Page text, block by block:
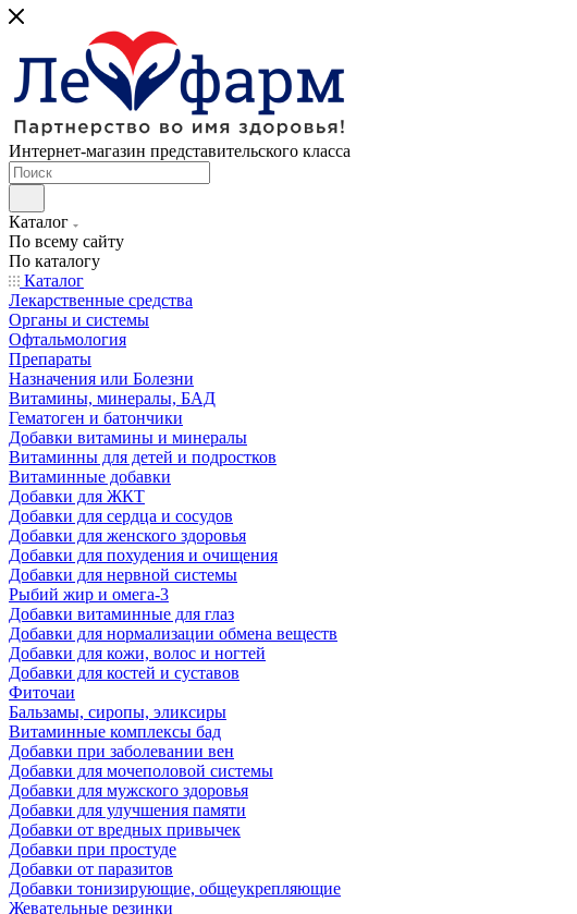
Интернет-магазин представительского класса
Каталог
По всему сайту
По каталогу
Каталог
Лекарственные средства
Органы и системы
Офтальмология
Препараты
Назначения или Болезни
Витамины, минералы, БАД
Гематоген и батончики
Добавки витамины и минералы
Витаминны для детей и подростков
Витаминные добавки
Добавки для ЖКТ
Добавки для сердца и сосудов
Добавки для женского здоровья
Добавки для похудения и очищения
Добавки для нервной системы
Рыбий жир и омега-3
Добавки витаминные для глаз
Добавки для нормализации обмена веществ
Добавки для кожи, волос и ногтей
Добавки для костей и суставов
Фиточаи
Бальзамы, сиропы, эликсиры
Витаминные комплексы бад
Добавки при заболевании вен
Добавки для мочеполовой системы
Добавки для мужского здоровья
Добавки для улучшения памяти
Добавки от вредных привычек
Добавки при простуде
Добавки от паразитов
Добавки тонизирующие, общеукрепляющие
Жевательные резинки